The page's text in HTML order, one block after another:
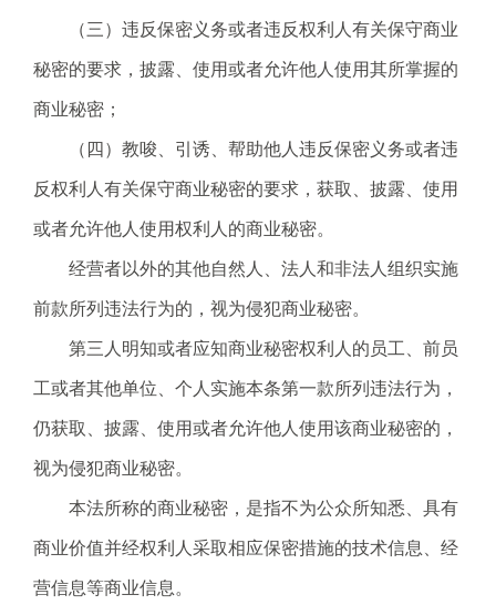
（三）违反保密义务或者违反权利人有关保守商业
秘密的要求，披露、使用或者允许他人使用其所掌握的
商业秘密；
（四）教唆、引诱、帮助他人违反保密义务或者违
反权利人有关保守商业秘密的要求，获取、披露、使用
或者允许他人使用权利人的商业秘密。
经营者以外的其他自然人、法人和非法人组织实施
前款所列违法行为的，视为侵犯商业秘密。
第三人明知或者应知商业秘密权利人的员工、前员
工或者其他单位、个人实施本条第一款所列违法行为，
仍获取、披露、使用或者允许他人使用该商业秘密的，
视为侵犯商业秘密。
本法所称的商业秘密，是指不为公众所知悉、具有
商业价值并经权利人采取相应保密措施的技术信息、经
营信息等商业信息。